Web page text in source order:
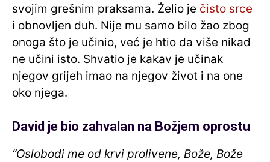
svojim grešnim praksama. Želio je čisto srce
i obnovljen duh. Nije mu samo bilo žao zbog
onoga što je učinio, već je htio da više nikad
ne učini isto. Shvatio je kakav je učinak
njegov grijeh imao na njegov život i na one
oko njega.
David je bio zahvalan na Božjem oprostu
“Oslobodi me od krvi prolivene, Bože, Bože